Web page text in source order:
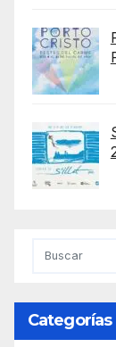
Categorías